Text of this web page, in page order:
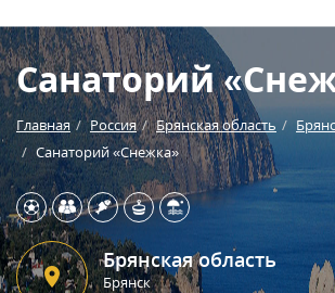
Санаторий
Главная Россия Брянская область
Санаторий «Снежка»
Брянская область
Брянск